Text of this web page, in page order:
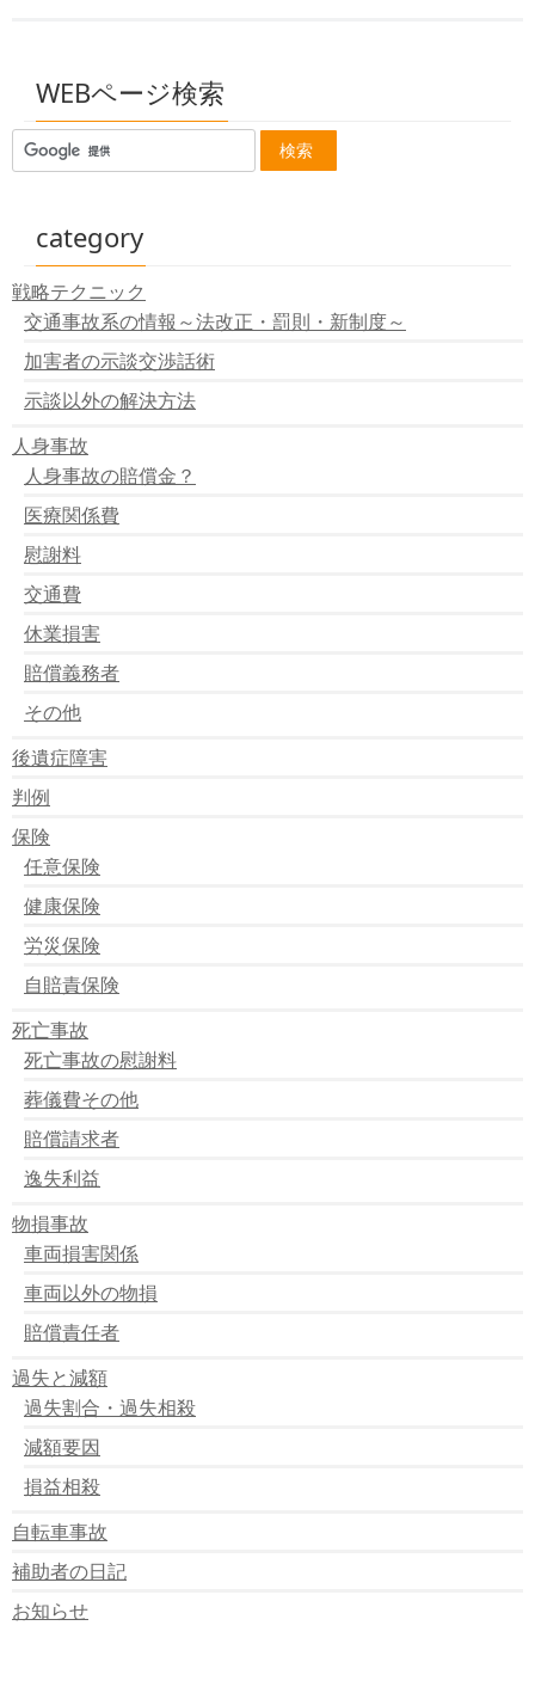
WEBページ検索
category
戦略テクニック
交通事故系の情報～法改正・罰則・新制度～
加害者の示談交渉話術
示談以外の解決方法
人身事故
人身事故の賠償金？
医療関係費
慰謝料
交通費
休業損害
賠償義務者
その他
後遺症障害
判例
保険
任意保険
健康保険
労災保険
自賠責保険
死亡事故
死亡事故の慰謝料
葬儀費その他
賠償請求者
逸失利益
物損事故
車両損害関係
車両以外の物損
賠償責任者
過失と減額
過失割合・過失相殺
減額要因
損益相殺
自転車事故
補助者の日記
お知らせ